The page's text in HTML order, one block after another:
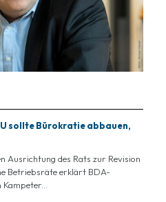
sollte Bürokratie abbauen,
Ausrichtung des Rats zur Revision
Betriebsräte erklärt BDA-